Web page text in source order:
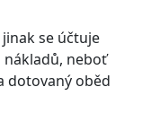
se účtuje
nákladů, neboť
dotovaný oběd